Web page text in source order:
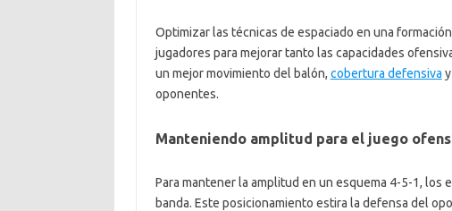
Optimizar las técnicas de espaciado en una
jugadores para mejorar tanto las capacidades
un mejor movimiento del balón, cobertura defensiva
oponentes.
Manteniendo amplitud para el juego
Para mantener la amplitud en un esquema 4-5-1,
banda. Este posicionamiento estira la defensa del